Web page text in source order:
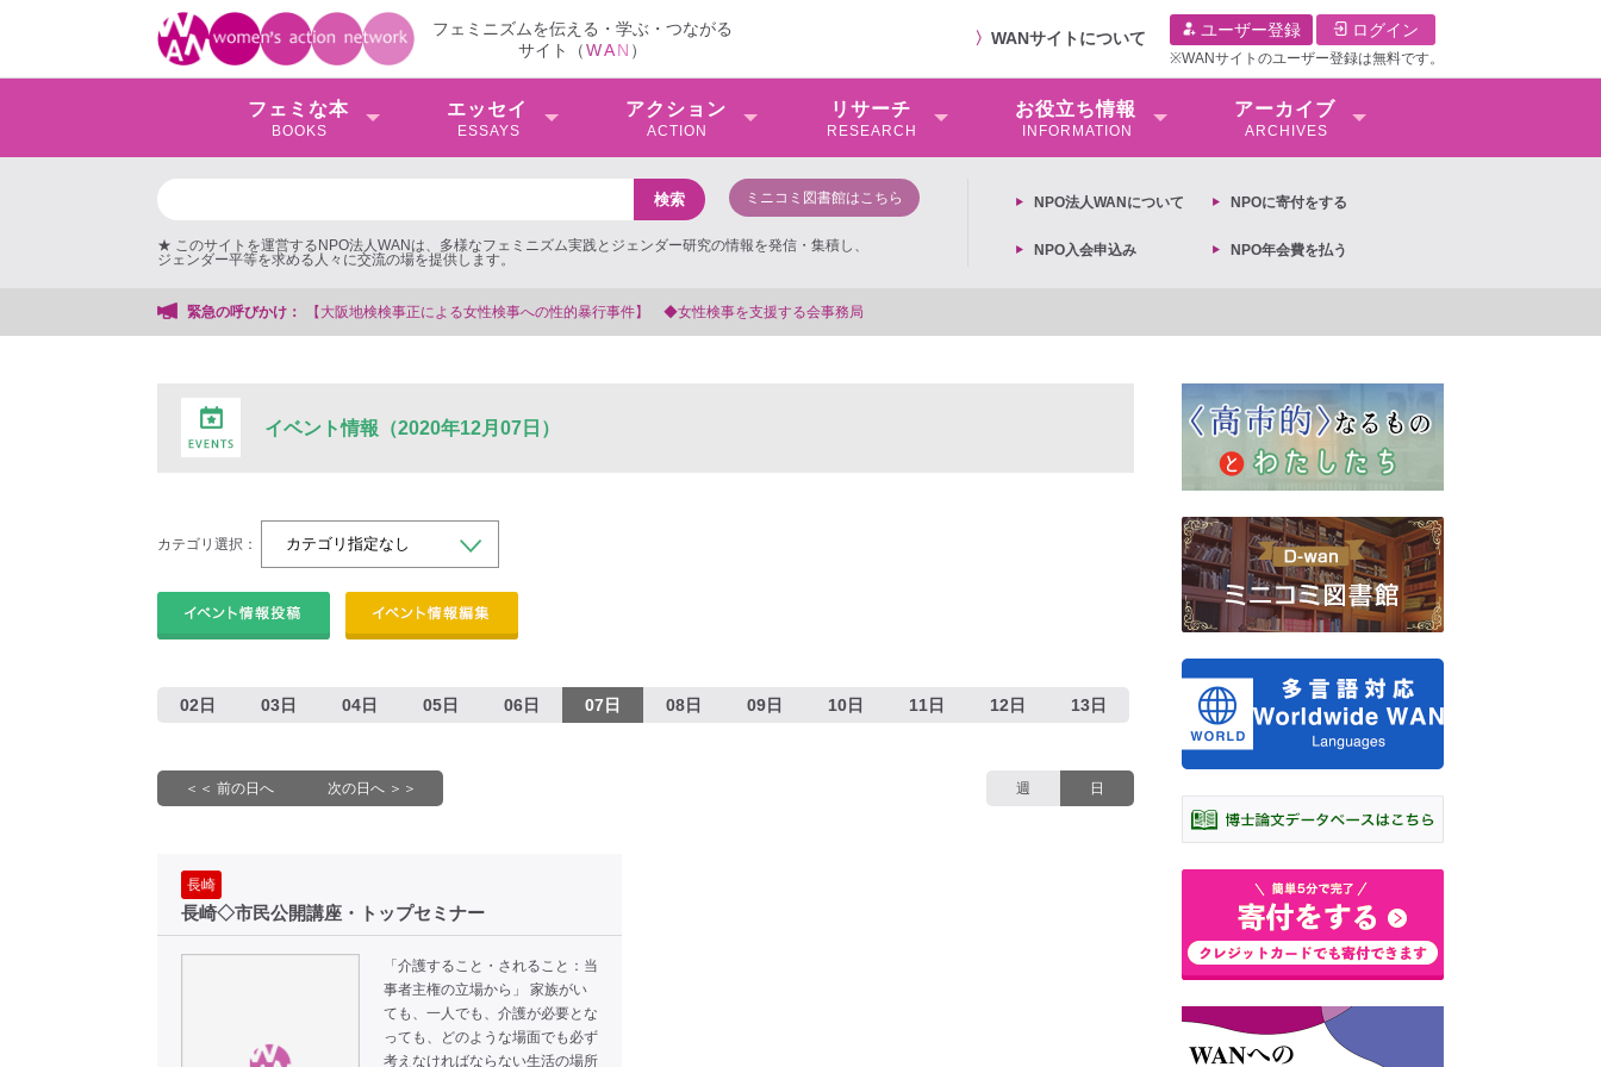
フェミニズムを伝える・学ぶ・つながる
サイト（WAN ）
〉 WANサイトについて ユーザー登録 ログイン
※WANサイトのユーザー登録は無料です。
フェミな本
BOOKS
エッセイ
ESSAYS
アクション
ACTION
リサーチ
RESEARCH
お役⽴ち情報
INFORMATION
アーカイブ
ARCHIVES
ミニコミ図書館はこちら
★ このサイトを運営するNPO法人WANは、多様なフェミニズム実践とジェンダー研究の情報を発信・集積し、
ジェンダー平等を求める人々に交流の場を提供します。
NPO法⼈WANについて NPOに寄付をする
NPO入会申込み NPO年会費を払う
緊急の呼びかけ：
【大阪地検検事正による女性検事への性的暴行事件】 ◆女性検事を支援する会事務局
イベント情報（2020年12月07日）
カテゴリ選択：
02日 03日 04日 05日 06日 07日 08日 09日 10日 11日 12日 13日
＜＜ 前の日へ 次の日へ ＞＞ 週 日
長崎
長崎◇市民公開講座・トップセミナー
「介護すること・されること：当
事者主権の立場から」 家族がい
ても、一人でも、介護が必要とな
っても、どのような場面でも必ず
考えなければならない生活の場所